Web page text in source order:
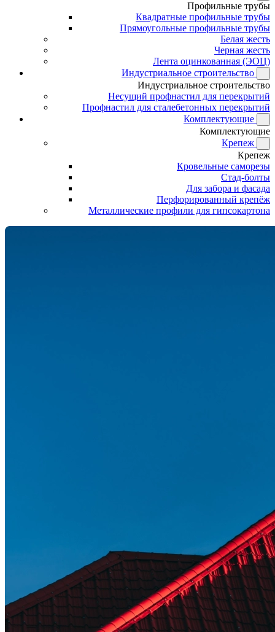
Профильные трубы
Квадратные профильные трубы
Прямоугольные профильные трубы
Белая жесть
Черная жесть
Лента оцинкованная (ЭОЦ)
Индустриальное строительство
Индустриальное строительство
Несущий профнастил для перекрытий
Профнастил для сталебетонных перекрытий
Комплектующие
Комплектующие
Крепеж
Крепеж
Кровельные саморезы
Стад-болты
Для забора и фасада
Перфорированный крепёж
Металлические профили для гипсокартона